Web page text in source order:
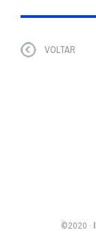
VOLTAR
©2020 ·